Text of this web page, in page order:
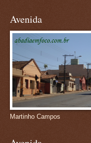
Avenida
Martinho Campos